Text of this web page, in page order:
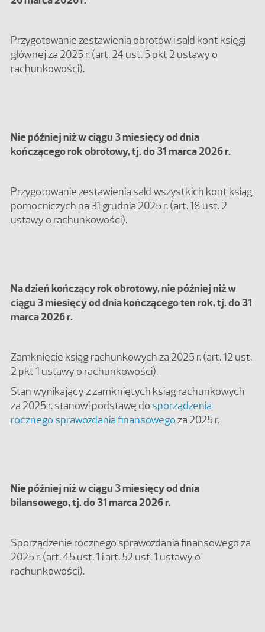
Przygotowanie zestawienia obrotów i sald kont księgi
głównej za 2025 r. (art. 24 ust. 5 pkt 2 ustawy o
rachunkowości).
Nie później niż w ciągu 3 miesięcy od dnia
kończącego rok obrotowy, tj. do 31 marca 2026 r.
Przygotowanie zestawienia sald wszystkich kont ksiąg
pomocniczych na 31 grudnia 2025 r. (art. 18 ust. 2
ustawy o rachunkowości).
Na dzień kończący rok obrotowy, nie później niż w
ciągu 3 miesięcy od dnia kończącego ten rok, tj. do 31
marca 2026 r.
Zamknięcie ksiąg rachunkowych za 2025 r. (art. 12 ust.
2 pkt 1 ustawy o rachunkowości).
Stan wynikający z zamkniętych ksiąg rachunkowych
za 2025 r. stanowi podstawę do sporządzenia
rocznego sprawozdania finansowegoza 2025 r.
Nie później niż w ciągu 3 miesięcy od dnia
bilansowego, tj. do 31 marca 2026 r.
Sporządzenie rocznego sprawozdania finansowego za
2025 r. (art. 45 ust. 1 i art. 52 ust. 1 ustawy o
rachunkowości).